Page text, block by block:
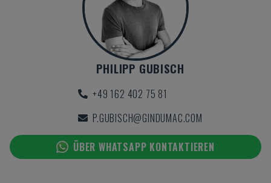
PHILIPP GUBISCH
+49 162 402 75 81
P.GUBISCH@GINDUMAC.COM
ÜBER WHATSAPP KONTAKTIEREN